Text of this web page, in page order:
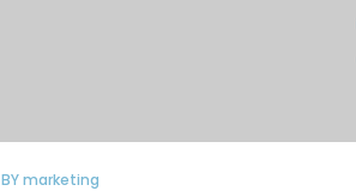
BY marketing